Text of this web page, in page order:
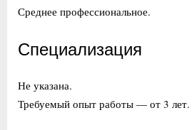
Среднее профессиональное.
Специализация
Не указана.
Требуемый опыт работы — от 3 лет.